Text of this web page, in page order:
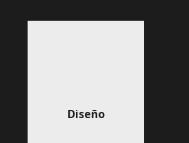
Diseño